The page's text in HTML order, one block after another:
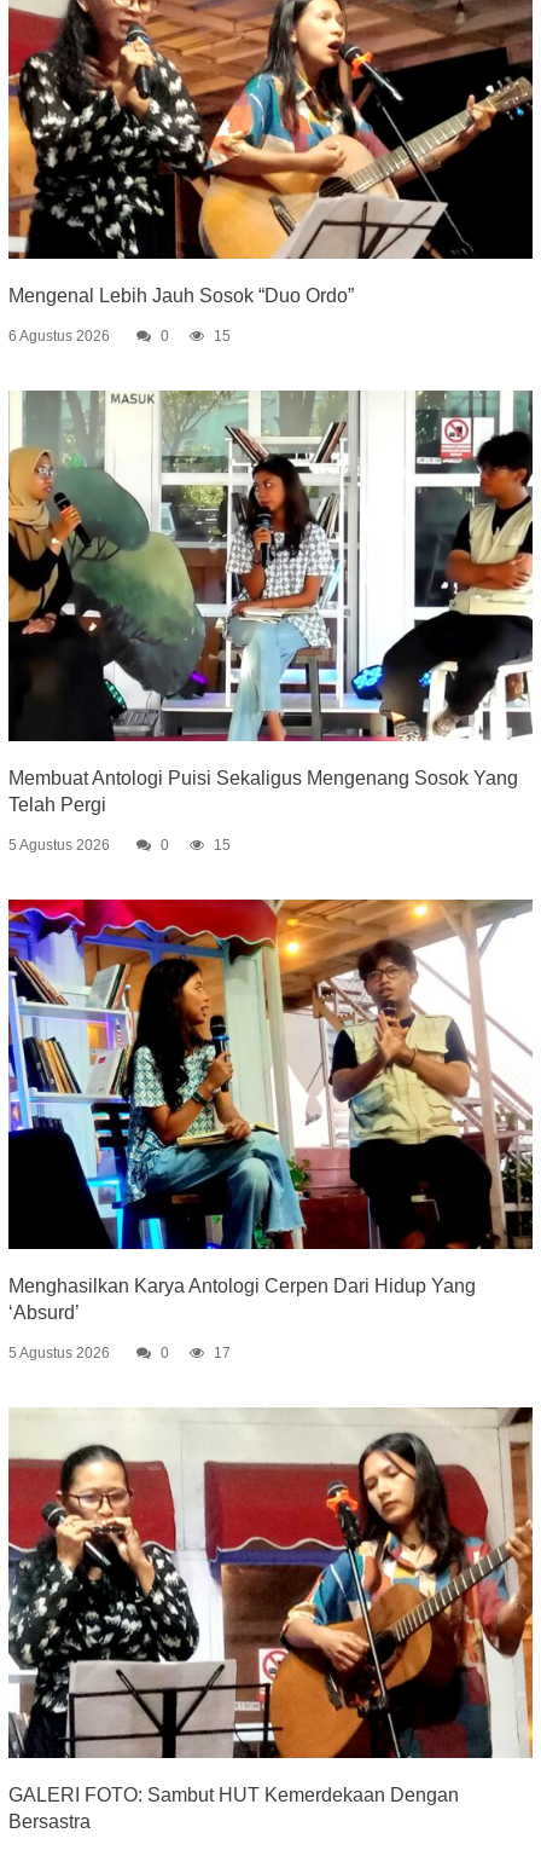
Mengenal Lebih Jauh Sosok “Duo Ordo”
6 Agustus 2026 0 15
Membuat Antologi Puisi Sekaligus Mengenang Sosok Yang
Telah Pergi
5 Agustus 2026 0 15
Menghasilkan Karya Antologi Cerpen Dari Hidup Yang
‘Absurd’
5 Agustus 2026 0 17
GALERI FOTO: Sambut HUT Kemerdekaan Dengan
Bersastra